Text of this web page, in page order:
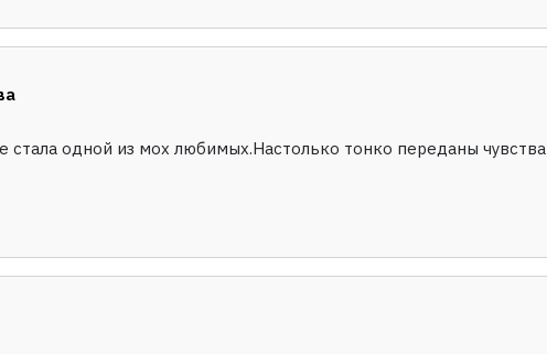
одной из мох любимых.Настолько тонко переданы чувства